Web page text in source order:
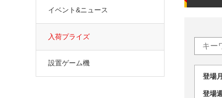
登
登
イベント&ニュース
入荷プライズ
設置ゲーム機